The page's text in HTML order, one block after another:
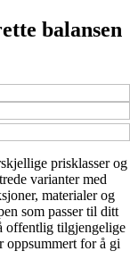
balansen
prisklasser og
varianter med
materialer og
som passer til ditt
offentlig tilgjengelige
oppsummert for å gi